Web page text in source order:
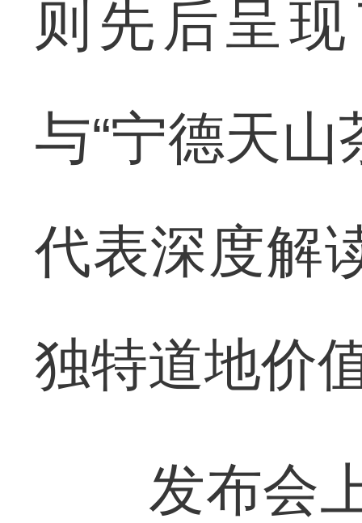
则先后呈
与“宁德天
代表深度解
独特道地价
发布会上